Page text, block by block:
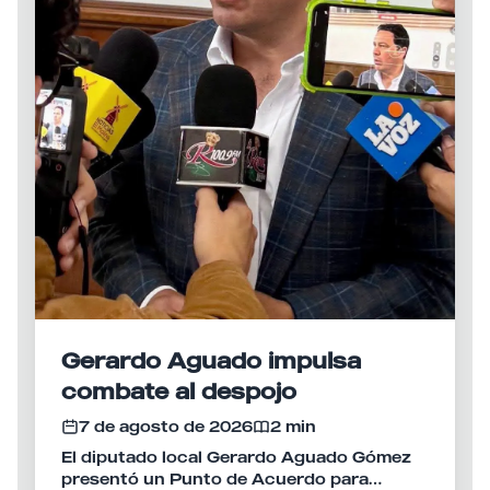
Gerardo Aguado impulsa
combate al despojo
7 de agosto de 2026
2 min
El diputado local Gerardo Aguado Gómez
presentó un Punto de Acuerdo para